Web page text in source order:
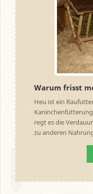
Warum frisst
Heu ist ein
regt es die
zu anderen